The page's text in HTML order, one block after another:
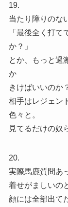
19.
当たり障りのな
「最後全く打
か？」
とか、もっと過
か
きけばいいのか
相手はレジェン
色々と。
見てるだけの奴
20.
実際馬鹿質問あ
着せがましいの
顔には全部出て